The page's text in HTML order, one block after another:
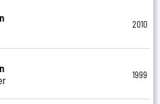
2010
1999